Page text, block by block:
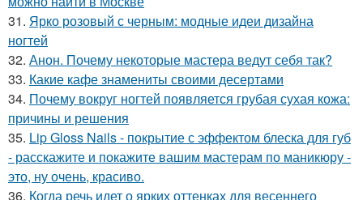
31. Ярко розовый с черным: модные идеи дизайна
ногтей
32. Анон. Почему некоторые мастера ведут себя так?
33. Какие кафе знамениты своими десертами
34. Почему вокруг ногтей появляется грубая сухая кожа:
причины и решения
35. Lip Gloss Nails - покрытие с эффектом блеска для губ
- расскажите и покажите вашим мастерам по маникюру -
это, ну очень, красиво.
36. Когда речь идет о ярких оттенках для весеннего